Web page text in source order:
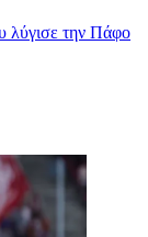
λύγισε την Πάφο